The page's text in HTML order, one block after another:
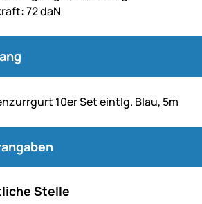
72 daN
10er Set eintlg. Blau, 5m
Stelle